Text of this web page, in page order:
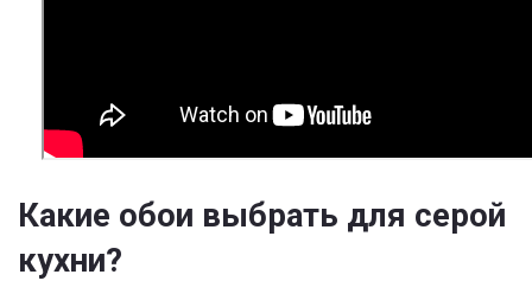
Какие обои выбрать для серой
кухни?